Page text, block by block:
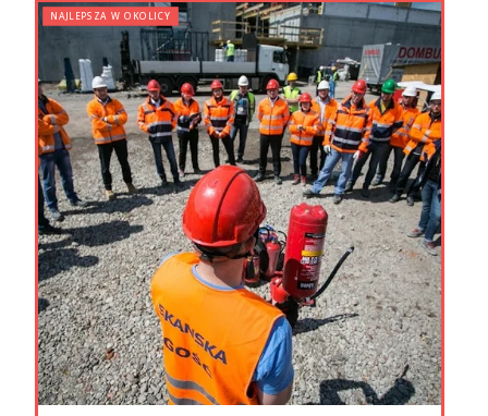
NAJLEPSZA W OKOLICY